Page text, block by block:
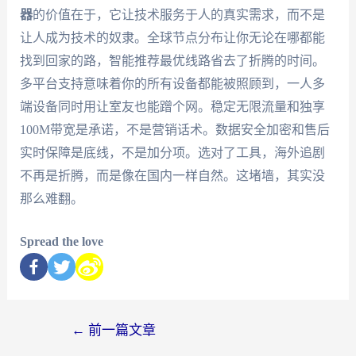
器的价值在于，它让技术服务于人的真实需求，而不是
让人成为技术的奴隶。全球节点分布让你无论在哪都能
找到回家的路，智能推荐最优线路省去了折腾的时间。
多平台支持意味着你的所有设备都能被照顾到，一人多
端设备同时用让室友也能蹭个网。稳定无限流量和独享
100M带宽是承诺，不是营销话术。数据安全加密和售后
实时保障是底线，不是加分项。选对了工具，海外追剧
不再是折腾，而是像在国内一样自然。这堵墙，其实没
那么难翻。
Spread the love
← 前一篇文章